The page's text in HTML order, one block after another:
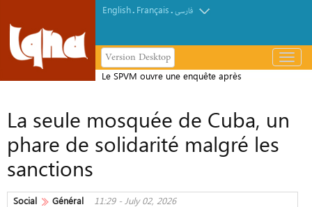
English. Français.فارسی
Version Desktop
باز
و
منو
Le SPVM ouvre une enquête après
La seule mosquée de Cuba, un
phare de solidarité malgré les
sanctions
Social Général 11:29 - July 02, 2026